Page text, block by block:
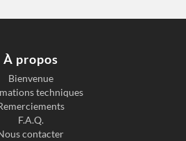
À propos
Bienvenue
techniques
F.A.Q.
contacter